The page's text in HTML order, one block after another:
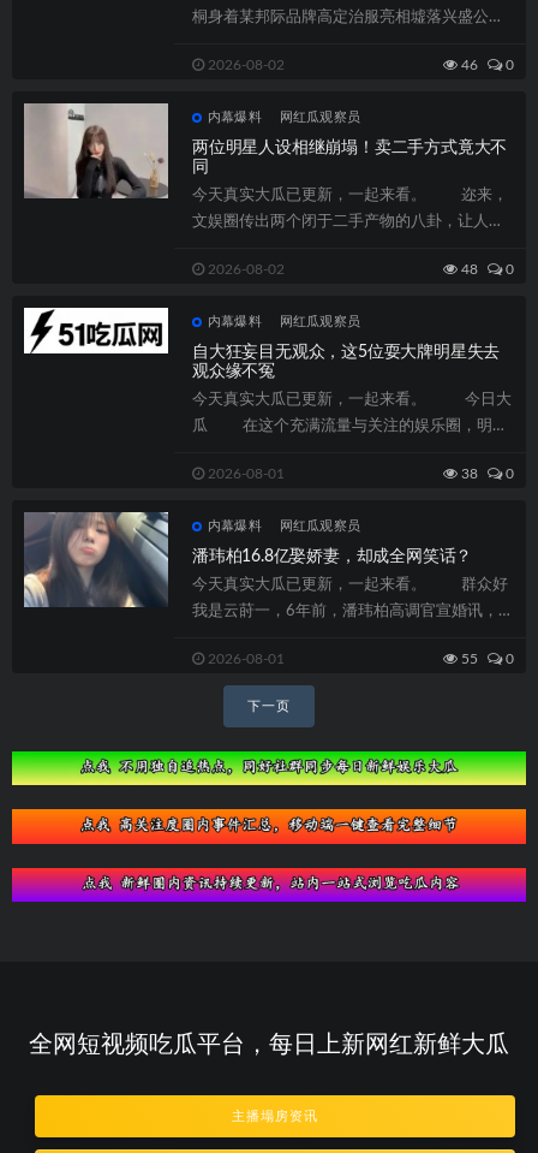
桐身着某邦际品牌高定治服亮相墟落兴盛公益
2026-08-02 46 0
内幕爆料 网红瓜观察员
两位明星人设相继崩塌！卖二手方式竟大不
同
今天真实大瓜已更新，一起来看。 迩来，
文娱圈传出两个闭于二手产物的八卦，让人倍
2026-08-02 48 0
内幕爆料 网红瓜观察员
自大狂妄目无观众，这5位耍大牌明星失去
观众缘不冤
今天真实大瓜已更新，一起来看。 今日大
瓜 在这个充满流量与关注的娱乐圈，明星
2026-08-01 38 0
内幕爆料 网红瓜观察员
潘玮柏16.8亿娶娇妻，却成全网笑话？
今天真实大瓜已更新，一起来看。 群众好
我是云莳一，6年前，潘玮柏高调官宣婚讯，将
2026-08-01 55 0
导
航
下一页
全网短视频吃瓜平台，每日上新网红新鲜大瓜
主播塌房资讯